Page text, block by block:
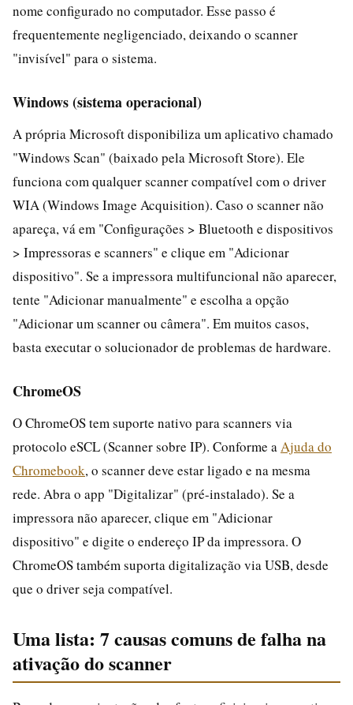
nome configurado no computador. Esse passo é
frequentemente negligenciado, deixando o scanner
"invisível" para o sistema.
Windows (sistema operacional)
A própria Microsoft disponibiliza um aplicativo chamado
"Windows Scan" (baixado pela Microsoft Store). Ele
funciona com qualquer scanner compatível com o driver
WIA (Windows Image Acquisition). Caso o scanner não
apareça, vá em "Configurações > Bluetooth e dispositivos
> Impressoras e scanners" e clique em "Adicionar
dispositivo". Se a impressora multifuncional não aparecer,
tente "Adicionar manualmente" e escolha a opção
"Adicionar um scanner ou câmera". Em muitos casos,
basta executar o solucionador de problemas de hardware.
ChromeOS
O ChromeOS tem suporte nativo para scanners via
protocolo eSCL (Scanner sobre IP). Conforme a Ajuda do
Chromebook, o scanner deve estar ligado e na mesma
rede. Abra o app "Digitalizar" (pré-instalado). Se a
impressora não aparecer, clique em "Adicionar
dispositivo" e digite o endereço IP da impressora. O
ChromeOS também suporta digitalização via USB, desde
que o driver seja compatível.
Uma lista: 7 causas comuns de falha na
ativação do scanner